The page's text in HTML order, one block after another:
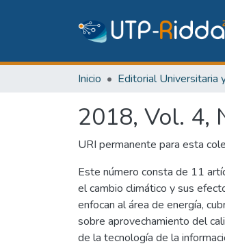
Inicio
2018, Vol. 4,
URI permanente para esta
Este número consta de 11
el cambio climático y sus
enfocan al área de energía,
sobre aprovechamiento del
de la tecnología de la